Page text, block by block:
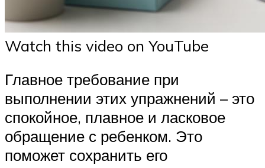
Watch this video on YouTube
Главное требование при
выполнении этих упражнений – это
спокойное, плавное и ласковое
обращение с ребенком. Это
поможет сохранить его